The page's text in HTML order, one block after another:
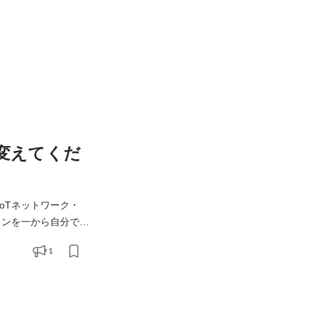
えてくだ
ベートと両立できる勤務体制や働きやす
1